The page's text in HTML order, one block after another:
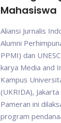
Mahasiswa
Aliansi Jurnalis
Alumni
PPMI) dan
karya Media and
Kampus
(UKRIDA),
Pameran ini
program